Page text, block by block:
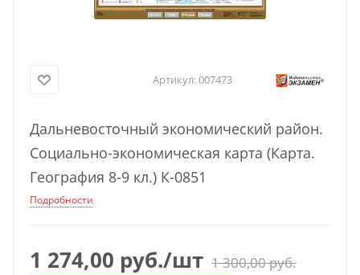
Артикул:007473
Дальневосточный экономический район.
Социально-экономическая карта (Карта.
География 8-9 кл.) К-0851
Подробности
1 274,00 руб./шт 1 300,00руб.